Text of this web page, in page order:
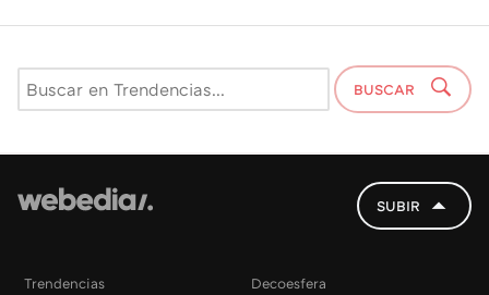
BUSCAR
SUBIR
Trendencias Decoesfera